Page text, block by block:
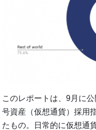
このレポートは、9月に
号資産（仮想通貨）採用
たもの。日常的に仮想通